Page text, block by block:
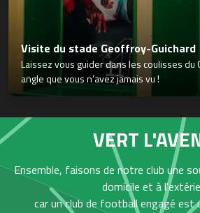
Visite du stade Geoffroy-Guichard
Laissez vous guider dans les coulisses du
angle que vous n’avez jamais vu !
VERT
Ensemble, faisons de notre club une
domicile et à
car un club de football engagé est